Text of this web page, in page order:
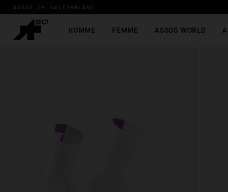
ASSOS OF SWITZERLAND
HOMME FEMME ASSOS WORLD